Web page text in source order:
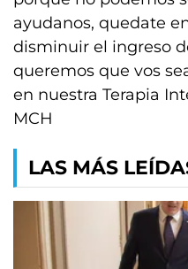
ayudanos, quedate
disminuir el ingreso
queremos que vos
en nuestra Terapia
MCH
LAS MÁS